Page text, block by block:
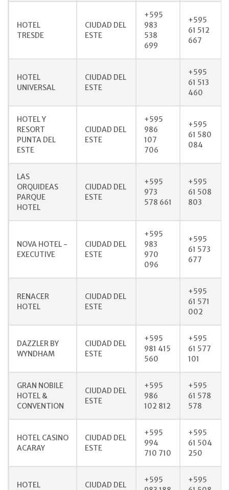
HOTEL
TRESDE
CIUDAD DEL
ESTE
+595
983
538
699
+595
61 512
667
HOTEL
UNIVERSAL
CIUDAD DEL
ESTE
+595
61 513
460
HOTEL Y
RESORT
PUNTA DEL
ESTE
CIUDAD DEL
ESTE
+595
986
107
706
+595
61 580
084
LAS
ORQUIDEAS
PARQUE
HOTEL
CIUDAD DEL
ESTE
+595
973
578 661
+595
61 508
803
NOVA HOTEL -
EXECUTIVE
CIUDAD DEL
ESTE
+595
983
970
096
+595
61 573
677
RENACER
HOTEL
CIUDAD DEL
ESTE
+595
61 571
002
DAZZLER BY
WYNDHAM
CIUDAD DEL
ESTE
+595
981 415
560
+595
61 577
101
GRAN NOBILE
HOTEL &
CONVENTION
CIUDAD DEL
ESTE
+595
986
102 812
+595
61 578
578
HOTEL CASINO
ACARAY
CIUDAD DEL
ESTE
+595
994
710 710
+595
61 504
250
HOTEL CIUDAD DEL
+595
+595